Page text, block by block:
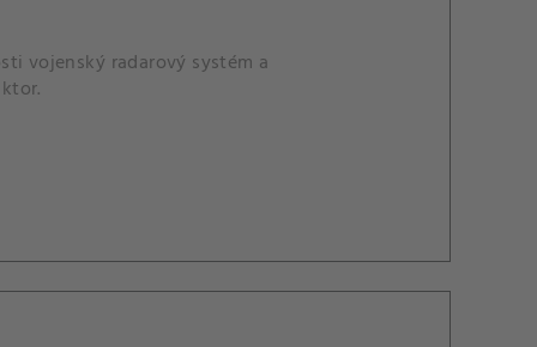
vojenský radarový systém a